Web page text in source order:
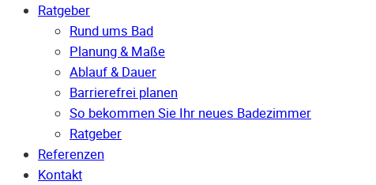
Ratgeber
Rund ums Bad
Planung & Maße
Ablauf & Dauer
Barrierefrei planen
So bekommen Sie Ihr neues Badezimmer
Ratgeber
Referenzen
Kontakt